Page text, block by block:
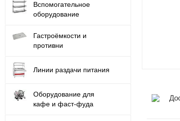
Вспомогательное
оборудование
Гастроёмкости и
противни
Линии раздачи питания
Оборудование для
кафе и фаст-фуда